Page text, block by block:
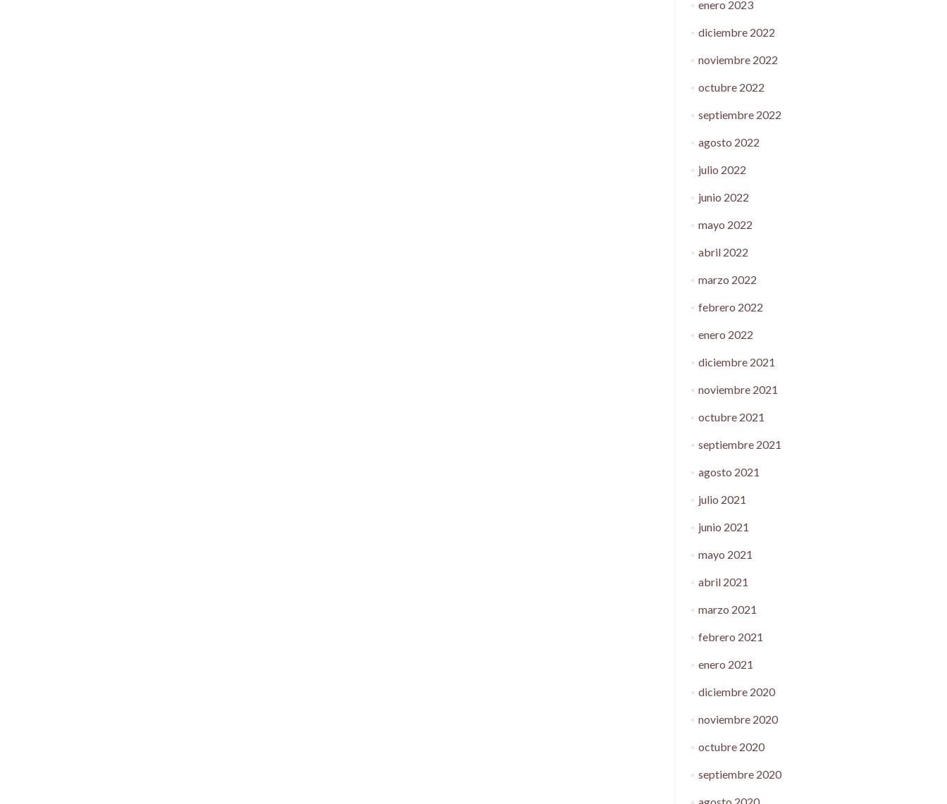
enero 2023
diciembre 2022
noviembre 2022
octubre 2022
septiembre 2022
agosto 2022
julio 2022
junio 2022
mayo 2022
abril 2022
marzo 2022
febrero 2022
enero 2022
diciembre 2021
noviembre 2021
octubre 2021
septiembre 2021
agosto 2021
julio 2021
junio 2021
mayo 2021
abril 2021
marzo 2021
febrero 2021
enero 2021
diciembre 2020
noviembre 2020
octubre 2020
septiembre 2020